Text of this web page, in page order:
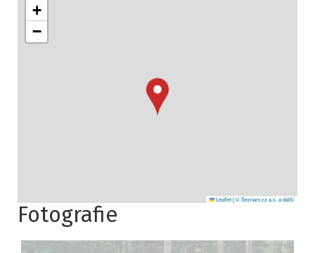
+
−
Leaflet|© Seznam.cz a.s. a další
Fotografie